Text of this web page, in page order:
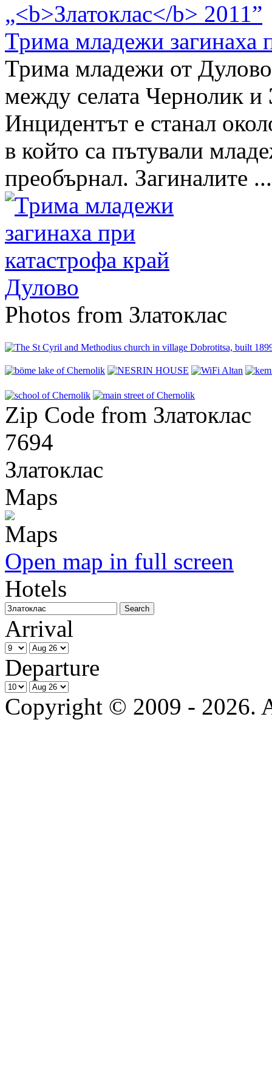
Трима младежи загинаха
Трима младежи от Дулово
между селата Чернолик и
Инцидентът е станал
в който са пътували
преобърнал. Загиналите ...
Photos from Златоклас
Zip Code from Златоклас
7694
Златоклас
Maps
Open map in full screen
Hotels
Arrival
Departure
Copyright © 2009 - 2026.